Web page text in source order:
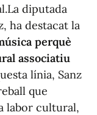
diputada
ha destacat la
perquè
associatiu
línia, Sanz
que
labor cultural,